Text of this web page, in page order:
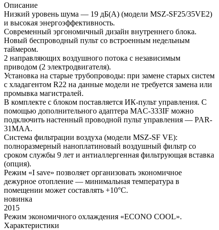
Описание
Низкий уровень шума — 19 дБ(А) (модели MSZ-SF25/35VE2)
и высокая энергоэффективность.
Современный эргономичный дизайн внутреннего блока.
Новый беспроводный пульт со встроенным недельным
таймером.
2 направляющих воздушного потока с независимым
приводом (2 электродвигателя).
Установка на старые трубопроводы: при замене старых систем
с хладагентом R22 на данные модели не требуется замена или
промывка магистралей.
В комплекте с блоком поставляется ИК-пульт управления. С
помощью дополнительного адаптера MAC-333IF можно
подключить настенный проводной пульт управления — PAR-
31MAA.
Система фильтрации воздуха (модели MSZ-SF VE):
полноразмерный наноплатиновый воздушный фильтр со
сроком службы 9 лет и антиаллергенная фильтрующая вставка
(опция).
Режим «I save» позволяет организовать экономичное
дежурное отопление — минимальная температура в
помещении может составлять +10°С.
новинка
2015
Режим экономичного охлаждения «ECONO COOL».
Характеристики